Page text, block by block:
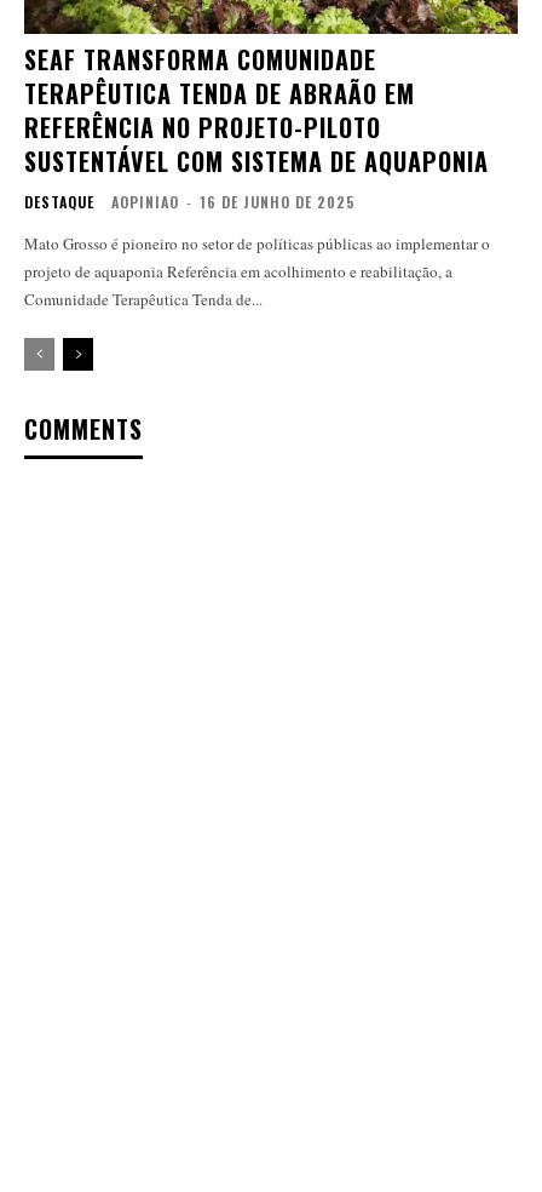
SEAF TRANSFORMA COMUNIDADE
TERAPÊUTICA TENDA DE ABRAÃO EM
REFERÊNCIA NO PROJETO-PILOTO
SUSTENTÁVEL COM SISTEMA DE AQUAPONIA
DESTAQUE AOPINIAO - 16 DE JUNHO DE 2025
Mato Grosso é pioneiro no setor de políticas públicas ao implementar o
projeto de aquaponia Referência em acolhimento e reabilitação, a
Comunidade Terapêutica Tenda de...
COMMENTS